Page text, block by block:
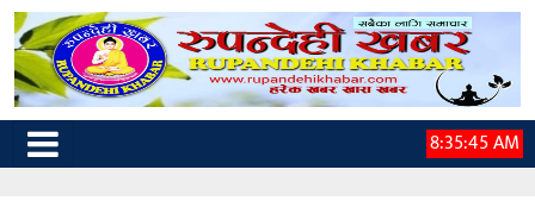
8:35:46 AM